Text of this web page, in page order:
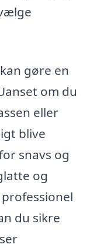
gøre en
om du
eller
blive
snavs og
og
du sikre